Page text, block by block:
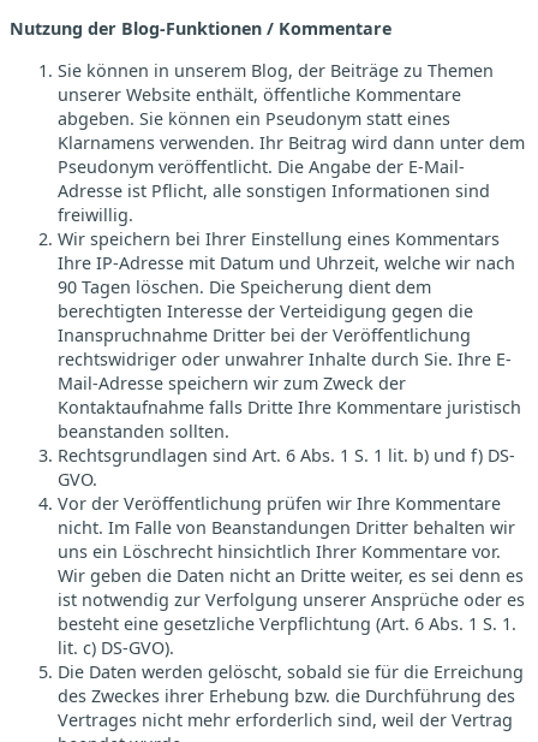
Nutzung der Blog-Funktionen / Kommentare
Sie können in unserem Blog, der Beiträge zu Themen
unserer Website enthält, öffentliche Kommentare
abgeben. Sie können ein Pseudonym statt eines
Klarnamens verwenden. Ihr Beitrag wird dann unter dem
Pseudonym veröffentlicht. Die Angabe der E-Mail-
Adresse ist Pflicht, alle sonstigen Informationen sind
freiwillig.
Wir speichern bei Ihrer Einstellung eines Kommentars
Ihre IP-Adresse mit Datum und Uhrzeit, welche wir nach
90 Tagen löschen. Die Speicherung dient dem
berechtigten Interesse der Verteidigung gegen die
Inanspruchnahme Dritter bei der Veröffentlichung
rechtswidriger oder unwahrer Inhalte durch Sie. Ihre E-
Mail-Adresse speichern wir zum Zweck der
Kontaktaufnahme falls Dritte Ihre Kommentare juristisch
beanstanden sollten.
Rechtsgrundlagen sind Art. 6 Abs. 1 S. 1 lit. b) und f) DS-
GVO.
Vor der Veröffentlichung prüfen wir Ihre Kommentare
nicht. Im Falle von Beanstandungen Dritter behalten wir
uns ein Löschrecht hinsichtlich Ihrer Kommentare vor.
Wir geben die Daten nicht an Dritte weiter, es sei denn es
ist notwendig zur Verfolgung unserer Ansprüche oder es
besteht eine gesetzliche Verpflichtung (Art. 6 Abs. 1 S. 1.
lit. c) DS-GVO).
Die Daten werden gelöscht, sobald sie für die Erreichung
des Zweckes ihrer Erhebung bzw. die Durchführung des
Vertrages nicht mehr erforderlich sind, weil der Vertrag